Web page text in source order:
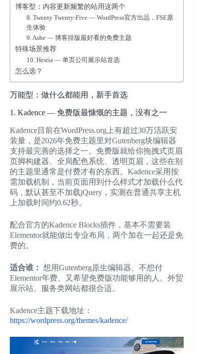
博客型：内容更新频繁的站用这两个
8. Twenty Twenty-Five — WordPress官方出品，FSE原
生体验
9. Ashe — 博客排版最好看的免费主题
特殊场景推荐
10. Hestia — 单页公司展示站首选
怎么选？
万能型：做什么都能用，新手首选
1. Kadence — 免费版最慷慨的主题，没有之一
Kadence目前在WordPress.org上有超过30万活跃安
装量，是2026年免费主题里对Gutenberg块编辑器
支持最完善的选择之一。免费版就给你拖拽式页眉
页脚构建器、全局配色系统、透明页眉，这些在别
的主题里通常是付费才有的东西。Kadence采用按
需加载机制，当前页面用到什么样式才加载什么代
码，默认甚至不加载jQuery，实测在普通共享主机
上加载时间约0.62秒。
配合官方的Kadence Blocks插件，基本不需要装
Elementor就能做出专业布局，两个加在一起还是免
费的。
适合谁： 想用Gutenberg原生编辑器、不想付
Elementor年费、又希望免费版功能够用的人。外贸
展示站、服务类网站都很合适。
Kadence主题下载地址：
https://wordpress.org/themes/kadence/